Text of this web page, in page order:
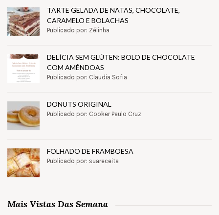
TARTE GELADA DE NATAS, CHOCOLATE,
CARAMELO E BOLACHAS
Publicado por: Zélinha
DELÍCIA SEM GLÚTEN: BOLO DE CHOCOLATE
COM AMÊNDOAS
Publicado por: Claudia Sofia
DONUTS ORIGINAL
Publicado por: Cooker Paulo Cruz
FOLHADO DE FRAMBOESA
Publicado por: suareceita
Mais Vistas Das Semana